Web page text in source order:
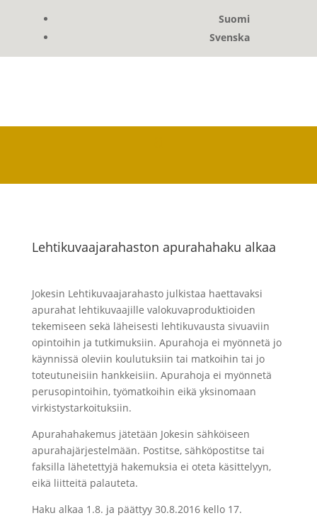
Suomi
Svenska
Lehtikuvaajarahaston apurahahaku alkaa
Jokesin Lehtikuvaajarahasto julkistaa haettavaksi
apurahat lehtikuvaajille valokuvaproduktioiden
tekemiseen sekä läheisesti lehtikuvausta sivuaviin
opintoihin ja tutkimuksiin. Apurahoja ei myönnetä jo
käynnissä oleviin koulutuksiin tai matkoihin tai jo
toteutuneisiin hankkeisiin. Apurahoja ei myönnetä
perusopintoihin, työmatkoihin eikä yksinomaan
virkistystarkoituksiin.
Apurahahakemus jätetään Jokesin sähköiseen
apurahajärjestelmään. Postitse, sähköpostitse tai
faksilla lähetettyjä hakemuksia ei oteta käsittelyyn,
eikä liitteitä palauteta.
Haku alkaa 1.8. ja päättyy 30.8.2016 kello 17.